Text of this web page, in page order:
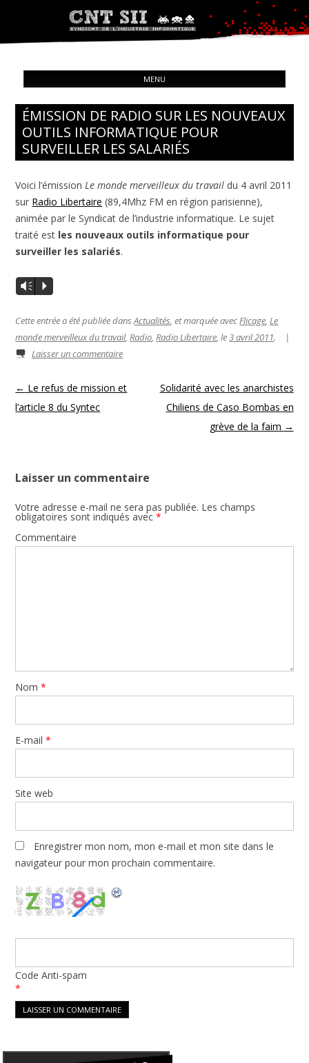
CNT – Solidarité Ouvrière
MENU
ÉMISSION DE RADIO SUR LES NOUVEAUX
OUTILS INFORMATIQUE POUR
SURVEILLER LES SALARIÉS
Voici l’émissionLe monde merveilleux du travail du 4 avril 2011
sur Radio Libertaire (89,4Mhz FM en région parisienne),
animée par le Syndicat de l’industrie informatique. Le sujet
traité est les nouveaux outils informatique pour
surveiller les salariés.
Vm P
Cette entrée a été publiée dansActualités, et marquée avecFlicage,Le
monde merveilleux du travail,Radio,Radio Libertaire, le3 avril 2011.
|
Laisser un commentaire
Navigation des articles
← Le refus de mission et
l’article 8 du Syntec
Solidarité avec les anarchistes
Chiliens de Caso Bombas en
grève de la faim →
Laisser un commentaire
Votre adresse e-mail ne sera pas publiée. Les champs
obligatoires sont indiqués avec*
Commentaire
Nom*
E-mail*
Site web
Enregistrer mon nom, mon e-mail et mon site dans le
navigateur pour mon prochain commentaire.
Code Anti-spam
*